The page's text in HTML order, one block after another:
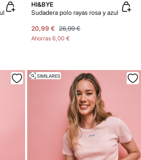
HI&BYE
Sudadera polo rayas rosa y azul
20,99 € 26,99 €
Ahorras 6,00 €
SIMILARES